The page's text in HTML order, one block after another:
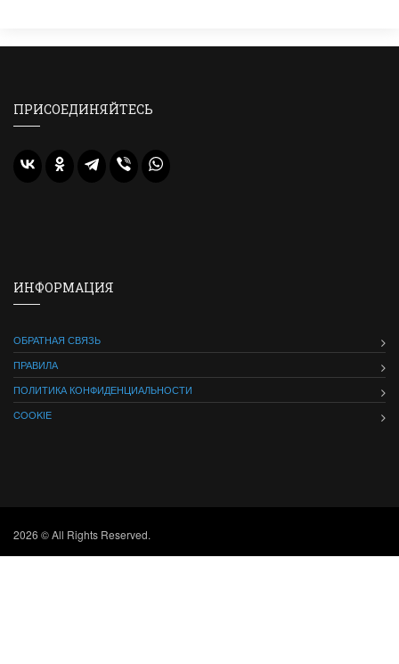
ПРИСОЕДИНЯЙТЕСЬ
ИНФОРМАЦИЯ
ОБРАТНАЯ СВЯЗЬ
ПРАВИЛА
ПОЛИТИКА КОНФИДЕНЦИАЛЬНОСТИ
COOKIE
2026 © All Rights Reserved.